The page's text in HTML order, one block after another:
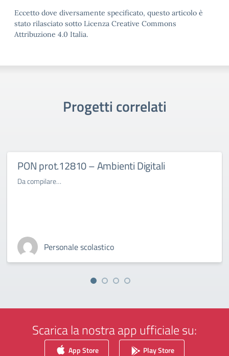
Eccetto dove diversamente specificato, questo articolo è
stato rilasciato sotto Licenza Creative Commons
Attribuzione 4.0 Italia.
Progetti correlati
PON prot.12810 – Ambienti Digitali
Da compilare…
Personale scolastico
Scarica la nostra app ufficiale su:
App Store Play Store